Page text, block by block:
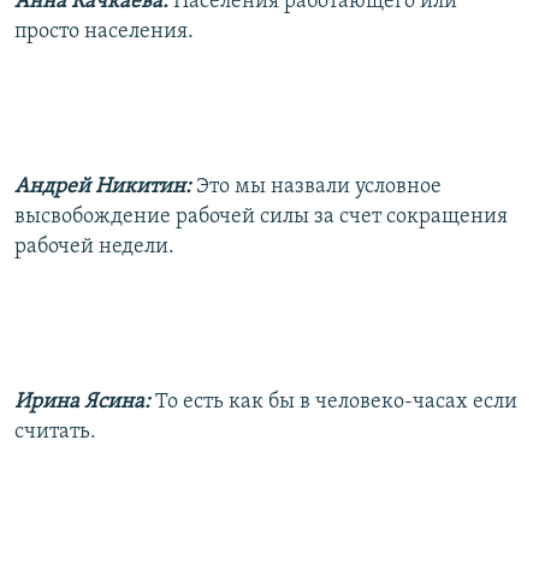
просто населения.
Андрей Никитин: Это мы назвали условное
высвобождение рабочей силы за счет сокращения
рабочей недели.
Ирина Ясина: То есть как бы в человеко-часах если
считать.